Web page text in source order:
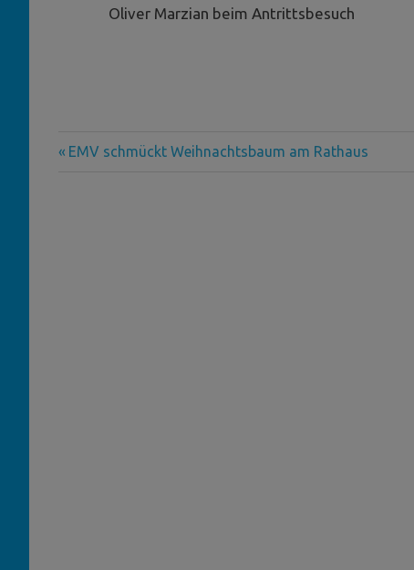
Oliver Marzian beim Antrittsbesuch
Beitragsnavigation
Vorheriger
EMV schmückt Weihnachtsbaum am Rathaus